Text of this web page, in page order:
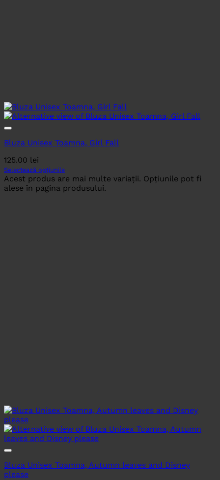
Bluza Unisex Toamna, Girl Fall
125.00 lei
Selectează opțiunile
Acest produs are mai multe variații. Opțiunile pot fi
alese în pagina produsului.
Bluza Unisex Toamna, Autumn leaves and Disney
please